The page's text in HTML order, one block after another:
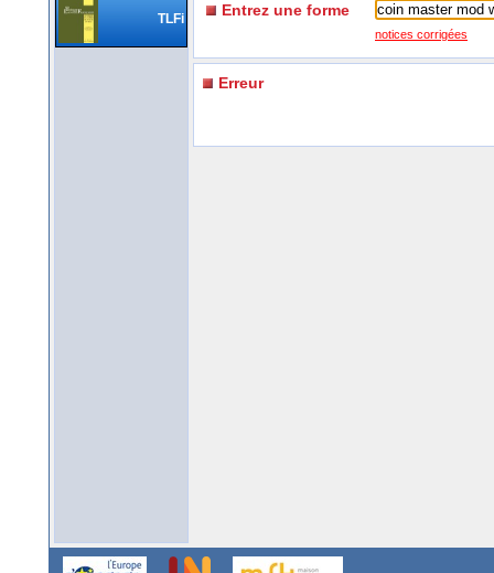
TLFi Entrez une forme
notices corrigées
Erreur